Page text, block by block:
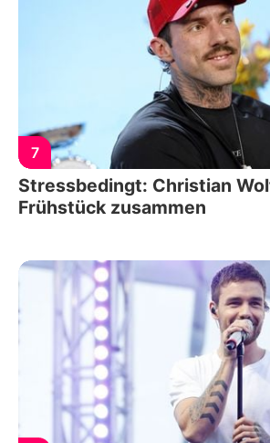
7
Stressbedingt: Christian
Frühstück zusammen